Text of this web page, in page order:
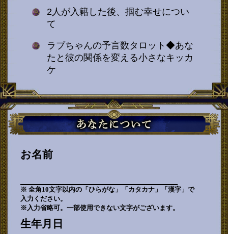
2人が入籍した後、掴む幸せについ
て
ラブちゃんの予言数タロット◆あな
たと彼の関係を変える小さなキッカ
ケ
お名前
※ 全角10文字以内の「ひらがな」「カタカナ」「漢字」で
入力ください。
※入力省略可。一部使用できない文字がございます。
生年月日